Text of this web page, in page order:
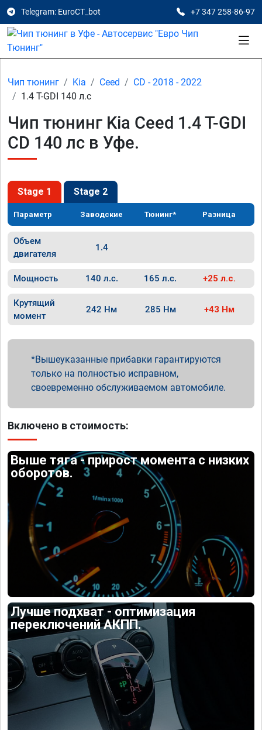
Telegram: EuroCT_bot +7 347 258-86-97
Чип тюнинг Kia Ceed
CD - 2018 - 2022
1.4 T-GDI 140 л.с
Чип тюнинг Kia Ceed 1.4 T-GDI
CD 140 лс в Уфе.
Stage 1 Stage 2
Параметр Заводские Тюнинг* Разница
Объем
двигателя
1.4
Мощность 140 л.с. 165 л.с. +25 л.с.
Крутящий
момент
242 Нм 285 Нм +43 Нм
Вышеуказанные прибавки гарантируются
только на полностью исправном,
своевременно обслуживаемом автомобиле.
Включено в стоимость:
Выше тяга - прирост момента с низких
оборотов.
Лучше подхват - оптимизация
переключений АКПП.